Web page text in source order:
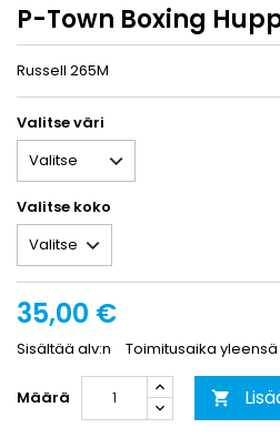
P-Town Boxing
Russell 265M
Valitse väri
Valitse koko
35,00 €
Sisältää alv:n Toimitusaika
Määrä 